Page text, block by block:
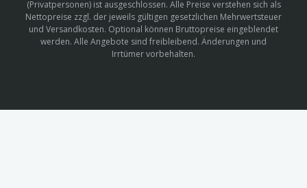
(Privatpersonen) ist ausgeschlossen. Alle Preise verstehen sich als
Nettopreise zzgl. der jeweils gültigen gesetzlichen Mehrwertsteuer
und Versandkosten. Optional können Bruttopreise eingeblendet
werden. Alle Angebote sind freibleibend. Änderungen und
Irrtümer vorbehalten.